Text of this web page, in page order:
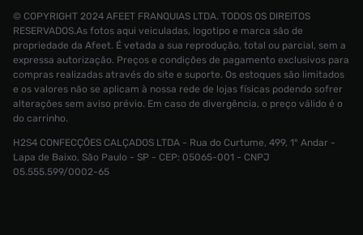
Tamanho:
R$ 1399,99
© COPYRIGHT 2024 AFEET FRANQUIAS LTDA. TODOS OS DIREITOS
RESERVADOS.As fotos aqui veiculadas, logotipo e marca são de
propriedade da Afeet. É vetada a sua reprodução, total ou parcial, sem a
expressa autorização. Preços e condições de pagamento exclusivos para
compras realizadas através do site e suporte. Os estoques são limitados
e os valores não se aplicam à nossa rede de lojas físicas podendo sofrer
alterações sem aviso prévio. Em caso de divergência, o preço válido é o
do carrinho.
H2S4 CONFECÇÕES CALÇADOS LTDA - Rua do Curtume, 499, 1° Andar -
Lapa de Baixo, São Paulo - SP - CEP: 05065-001 - CNPJ
05.555.599/0002-65